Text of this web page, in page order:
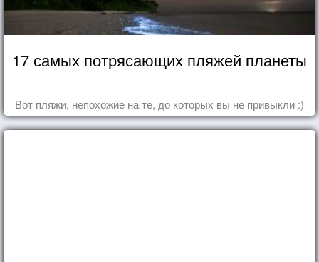
17 самых потрясающих пляжей планеты
Вот пляжи, непохожие на те, до которых вы не привыкли :)